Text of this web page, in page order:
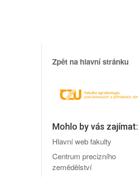
Zpět na hlavní stránku
Mohlo by vás zajímat:
Hlavní web fakulty
Centrum precizního
zemědělství